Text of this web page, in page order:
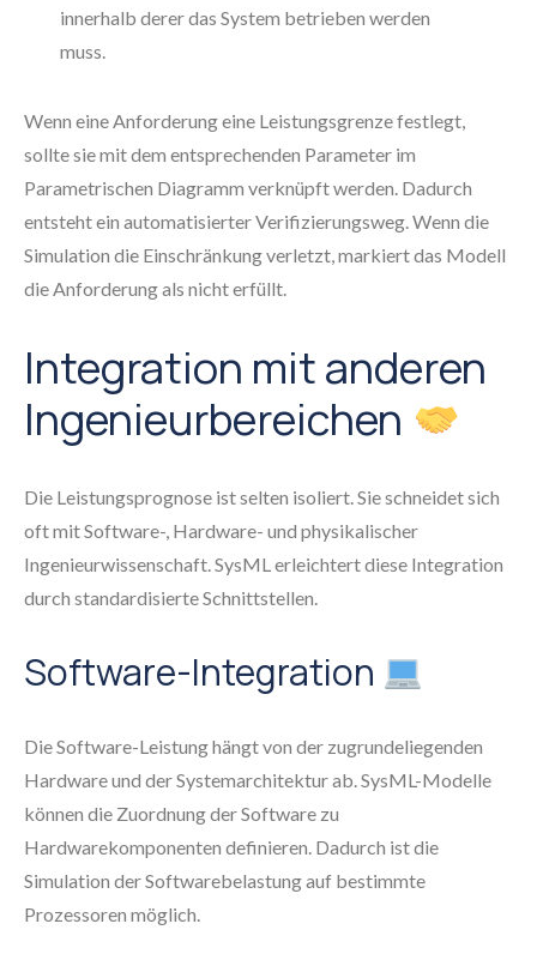
innerhalb derer das System betrieben werden
muss.
Wenn eine Anforderung eine Leistungsgrenze festlegt,
sollte sie mit dem entsprechenden Parameter im
Parametrischen Diagramm verknüpft werden. Dadurch
entsteht ein automatisierter Verifizierungsweg. Wenn die
Simulation die Einschränkung verletzt, markiert das Modell
die Anforderung als nicht erfüllt.
Integration mit anderen
Ingenieurbereichen
Die Leistungsprognose ist selten isoliert. Sie schneidet sich
oft mit Software-, Hardware- und physikalischer
Ingenieurwissenschaft. SysML erleichtert diese Integration
durch standardisierte Schnittstellen.
Software-Integration
Die Software-Leistung hängt von der zugrundeliegenden
Hardware und der Systemarchitektur ab. SysML-Modelle
können die Zuordnung der Software zu
Hardwarekomponenten definieren. Dadurch ist die
Simulation der Softwarebelastung auf bestimmte
Prozessoren möglich.